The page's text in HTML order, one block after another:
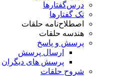
درس‌گفتار‌ها
تک گفتارها
اصطلاح‌نامه حلقات
هندسه حلقات
پرسش و پاسخ
ارسال پرسش
پرسش های دیگران
شروح حلقات